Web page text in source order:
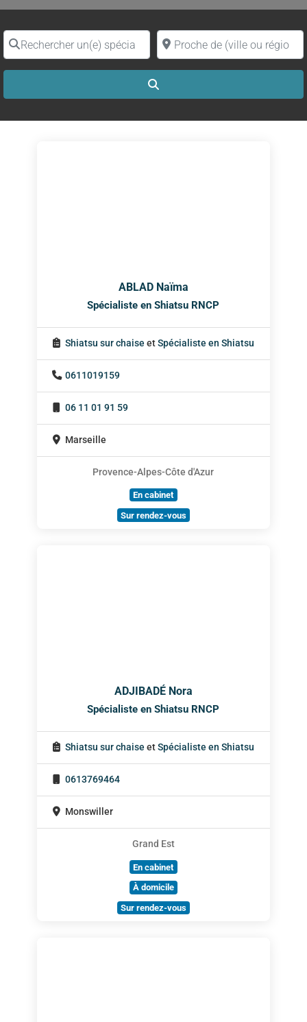
Rechercher un(e) spécialiste par nomProche de (ville ou région)
ABLAD Naïma
Spécialiste en Shiatsu RNCP
Shiatsu sur chaise etSpécialiste en Shiatsu
0611019159
06 11 01 91 59
Marseille
Provence-Alpes-Côte d'Azur
En cabinet
Sur rendez-vous
ADJIBADÉ Nora
Spécialiste en Shiatsu RNCP
Shiatsu sur chaise etSpécialiste en Shiatsu
0613769464
Monswiller
Grand Est
En cabinet
À domicile
Sur rendez-vous